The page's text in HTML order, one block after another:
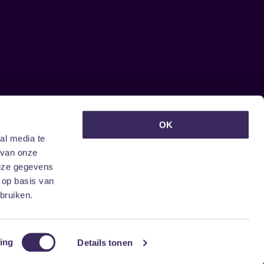
media te
onze
gegevens
basis van
Details tonen
OK
ontvangen?